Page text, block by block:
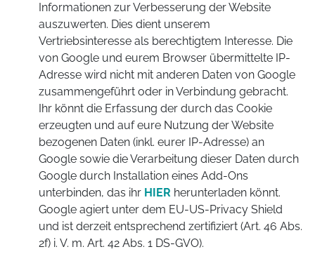
Informationen zur Verbesserung der Website
auszuwerten. Dies dient unserem
Vertriebsinteresse als berechtigtem Interesse. Die
von Google und eurem Browser übermittelte IP-
Adresse wird nicht mit anderen Daten von Google
zusammengeführt oder in Verbindung gebracht.
Ihr könnt die Erfassung der durch das Cookie
erzeugten und auf eure Nutzung der Website
bezogenen Daten (inkl. eurer IP-Adresse) an
Google sowie die Verarbeitung dieser Daten durch
Google durch Installation eines Add-Ons
unterbinden, das ihr HIER herunterladen könnt.
Google agiert unter dem EU-US-Privacy Shield
und ist derzeit entsprechend zertifiziert (Art. 46 Abs.
2f) i. V. m. Art. 42 Abs. 1 DS-GVO).